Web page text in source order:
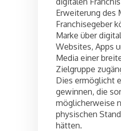
Erweiterung des
Franchisegeber
Marke über
Websites, Apps
Media einer
Zielgruppe
Dies ermöglicht
gewinnen, die
möglicherweise
physischen
hätten.